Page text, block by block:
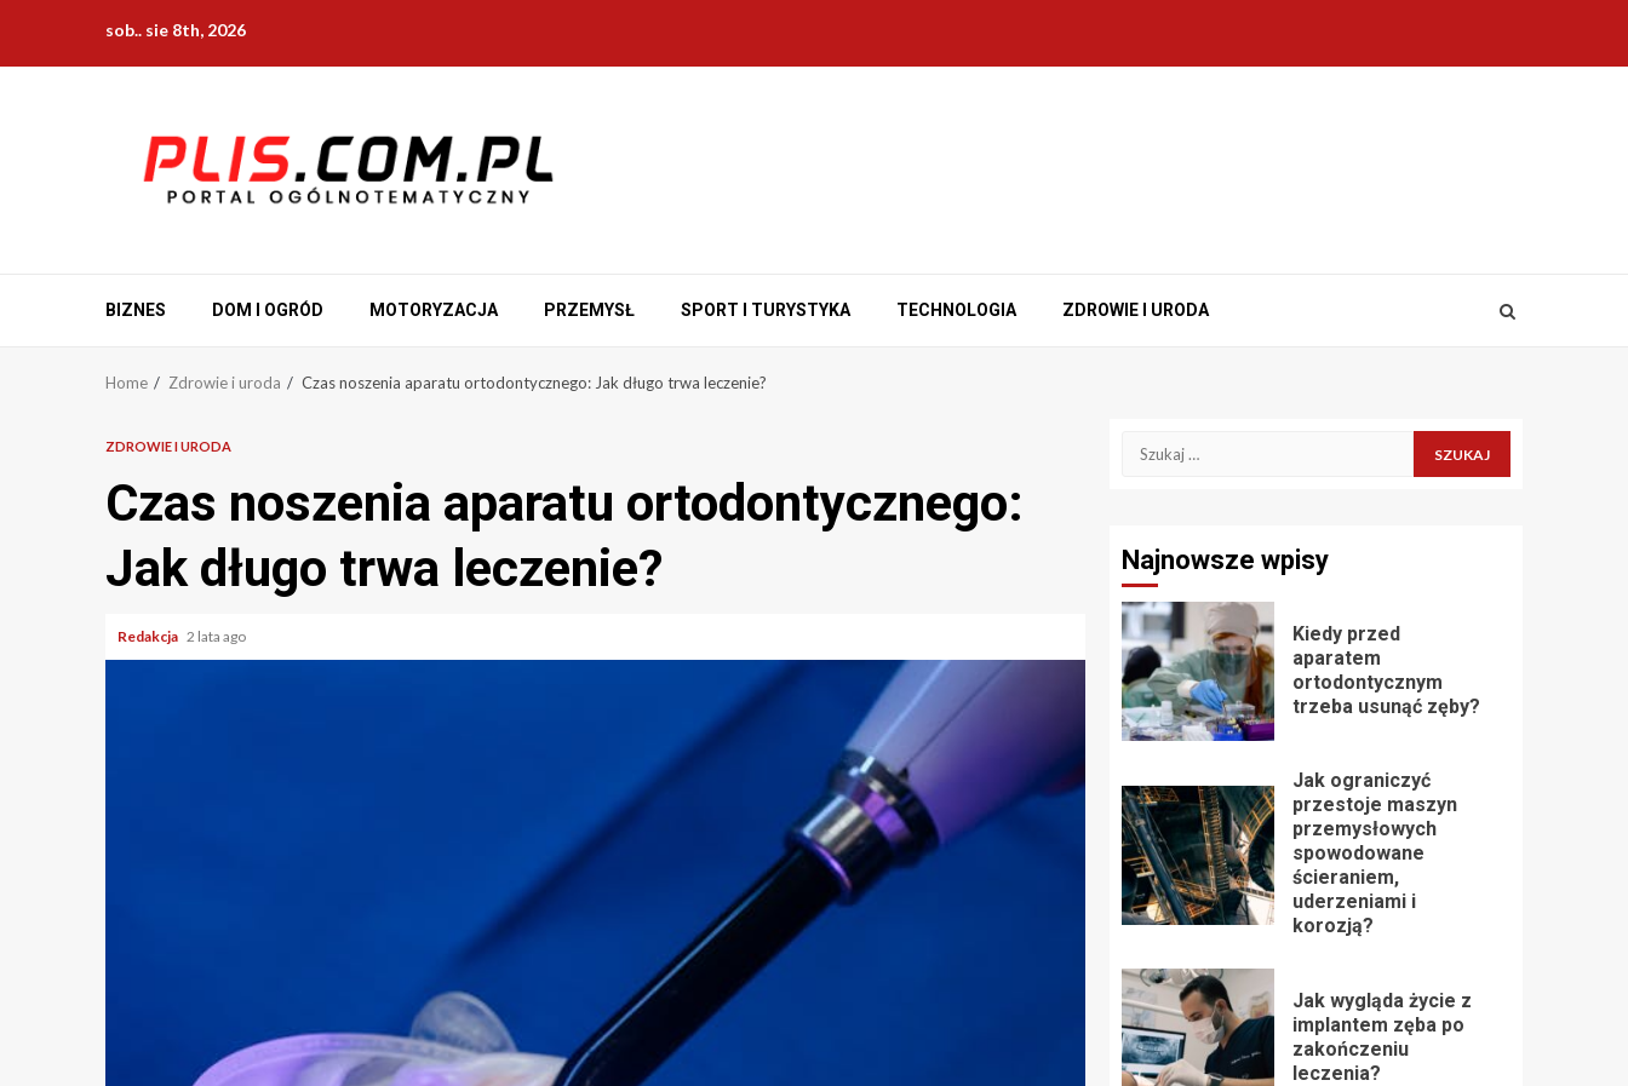
content
sob.. sie 8th, 2026
BIZNES DOM I OGRÓD MOTORYZACJA PRZEMYSŁ SPORT I TURYSTYKA TECHNOLOGIA ZDROWIE I URODA
Home Zdrowie i uroda Czas noszenia aparatu ortodontycznego: Jak długo trwa leczenie?
ZDROWIE I URODA
Czas noszenia aparatu ortodontycznego:
Jak długo trwa leczenie?
Redakcja 2 lata ago
Szukaj:
Najnowsze wpisy
Kiedy przed
aparatem
ortodontycznym
trzeba usunąć zęby?
Jak ograniczyć
przestoje maszyn
przemysłowych
spowodowane
ścieraniem,
uderzeniami i
korozją?
Jak wygląda życie z
implantem zęba po
zakończeniu
leczenia?